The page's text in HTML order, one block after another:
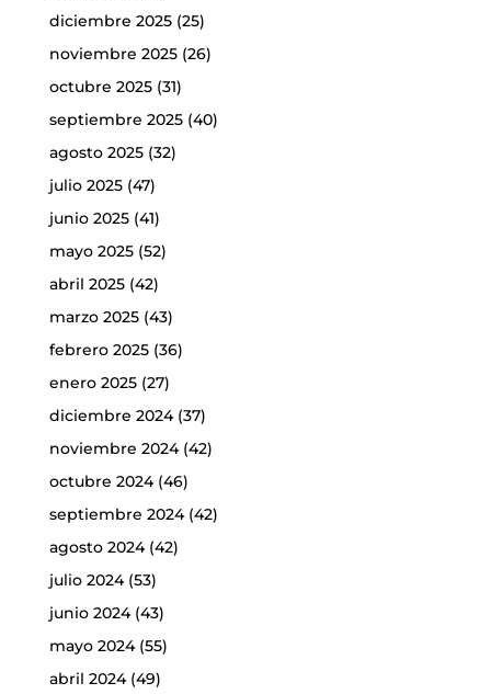
diciembre 2025(25)
noviembre 2025(26)
octubre 2025(31)
septiembre 2025(40)
agosto 2025(32)
julio 2025(47)
junio 2025(41)
mayo 2025(52)
abril 2025(42)
marzo 2025(43)
febrero 2025(36)
enero 2025(27)
diciembre 2024(37)
noviembre 2024(42)
octubre 2024(46)
septiembre 2024(42)
agosto 2024(42)
julio 2024(53)
junio 2024(43)
mayo 2024(55)
abril 2024(49)